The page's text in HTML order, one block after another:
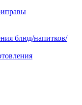
блюд/напитков/